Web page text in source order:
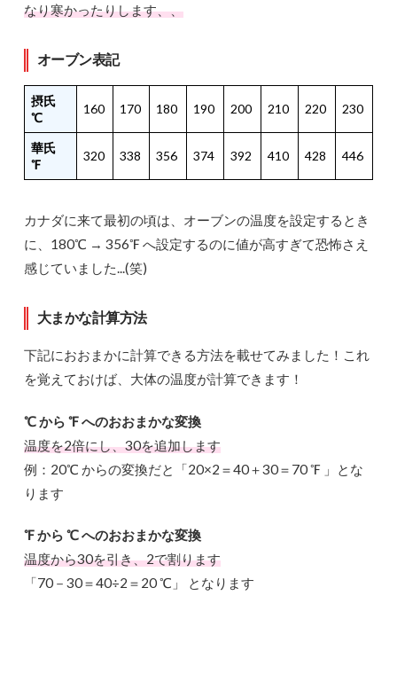
なり寒かったりします、、
オーブン表記
摂氏
℃
160 170 180 190 200 210 220 230
華氏
℉
320 338 356 374 392 410 428 446
カナダに来て最初の頃は、オーブンの温度を設定するとき
に、180℃ → 356℉ へ設定するのに値が高すぎて恐怖さえ
感じていました...(笑)
大まかな計算方法
下記におおまかに計算できる方法を載せてみました！これ
を覚えておけば、大体の温度が計算できます！
℃ から ℉ へのおおまかな変換
温度を2倍にし、30を追加します
例：20℃ からの変換だと「20×2＝40＋30＝70 ℉ 」とな
ります
℉ から ℃ へのおおまかな変換
温度から30を引き、2で割ります
「70－30＝40÷2＝20 ℃」 となります